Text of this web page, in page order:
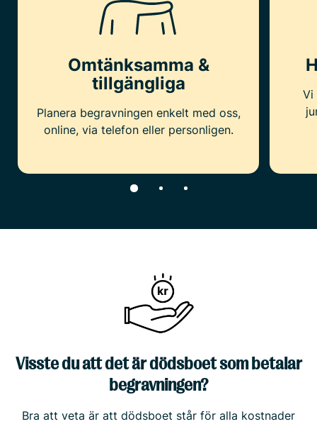
Omtänksamma &
tillgängliga
Planera begravningen enkelt med oss,
online, via telefon eller personligen.
Vi
Visste du att det är dödsboet som betalar
begravningen?
Bra att veta är att dödsboet står för alla kostnader